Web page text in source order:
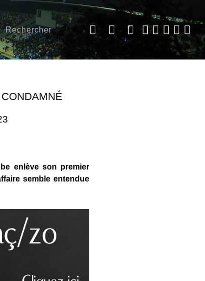
Rechercher
enlève son premier
semble entendue